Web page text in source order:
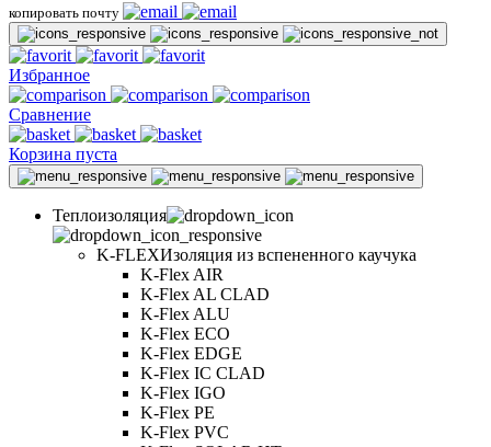
копировать почту
Избранное
Сравнение
Корзина пуста
Теплоизоляция
K-FLEXИзоляция из вспененного каучука
K-Flex AIR
K-Flex AL CLAD
K-Flex ALU
K-Flex ECO
K-Flex EDGE
K-Flex IC CLAD
K-Flex IGO
K-Flex PE
K-Flex PVC